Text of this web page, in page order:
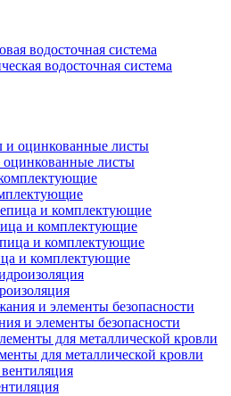
водосточная система
водосточная система
листы
и комплектующие
и комплектующие
и элементы безопасности
для металлической кровли